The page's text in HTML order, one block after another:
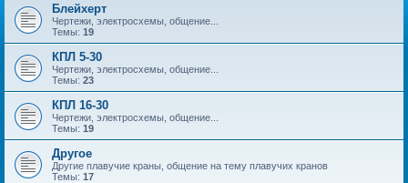
Блейхерт
Чертежи, электросхемы, общение...
Темы: 19
КПЛ 5-30
Чертежи, электросхемы, общение...
Темы: 23
КПЛ 16-30
Чертежи, электросхемы, общение...
Темы: 19
Другое
Другие плавучие краны, общение на тему плавучих кранов
Темы: 17